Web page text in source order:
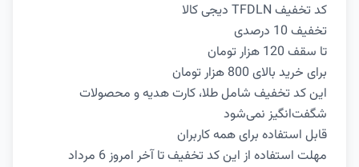
کد تخفیف TFDLN دیجی کالا
تخفیف 10 درصدی
تا سقف 120 هزار تومان
برای خرید بالای 800 هزار تومان
این کد تخفیف شامل طلا، کارت هدیه و محصولات
شگفت‌انگیز نمی‌شود
قابل استفاده برای همه کاربران
مهلت استفاده از این کد تخفیف تا آخر امروز 6 مرداد